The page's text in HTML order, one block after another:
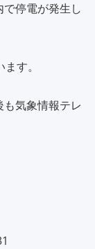
停電が発生し
す。
気象情報テレ